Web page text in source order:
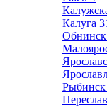
Калуга
Обнинск
Рыбинск